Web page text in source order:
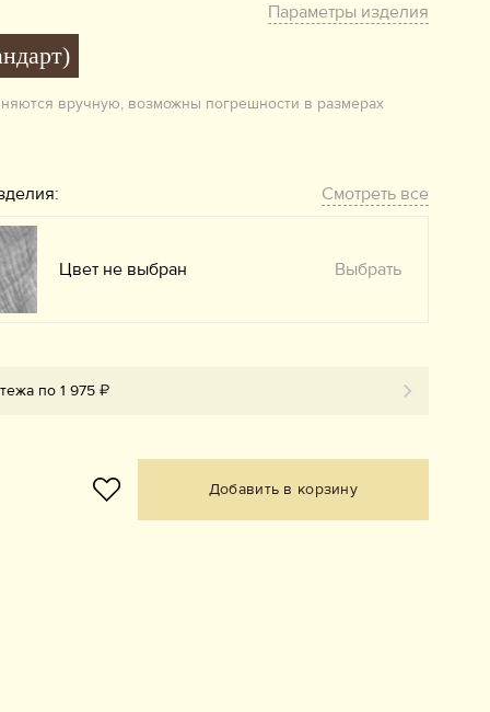
Параметры изделия
вручную, возможны погрешности в размерах
Смотреть все
Цвет не выбран Выбрать
по 1 975 ₽
Добавить в корзину